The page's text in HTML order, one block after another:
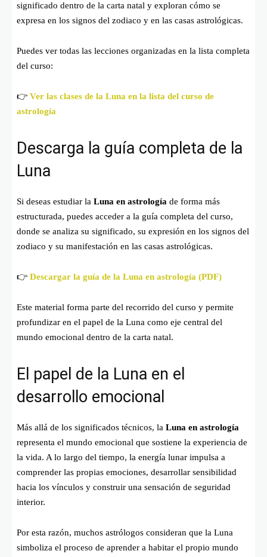
significado dentro de la carta natal y exploran cómo se
expresa en los signos del zodiaco y en las casas astrológicas.
Puedes ver todas las lecciones organizadas en la lista completa
del curso:
👉 Ver las clases de la Luna en la lista del curso de
astrología
Descarga la guía completa de la
Luna
Si deseas estudiar la Luna en astrología de forma más
estructurada, puedes acceder a la guía completa del curso,
donde se analiza su significado, su expresión en los signos del
zodiaco y su manifestación en las casas astrológicas.
👉 Descargar la guía de la Luna en astrología (PDF)
Este material forma parte del recorrido del curso y permite
profundizar en el papel de la Luna como eje central del
mundo emocional dentro de la carta natal.
El papel de la Luna en el
desarrollo emocional
Más allá de los significados técnicos, la Luna en astrología
representa el mundo emocional que sostiene la experiencia de
la vida. A lo largo del tiempo, la energía lunar impulsa a
comprender las propias emociones, desarrollar sensibilidad
hacia los vínculos y construir una sensación de seguridad
interior.
Por esta razón, muchos astrólogos consideran que la Luna
simboliza el proceso de aprender a habitar el propio mundo